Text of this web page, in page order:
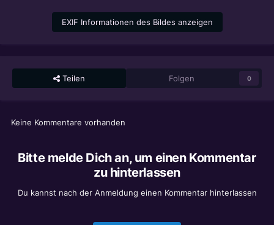
EXIF Informationen des Bildes anzeigen
Teilen Folgen 0
Keine Kommentare vorhanden
Bitte melde Dich an, um einen Kommentar
zu hinterlassen
Du kannst nach der Anmeldung einen Kommentar hinterlassen